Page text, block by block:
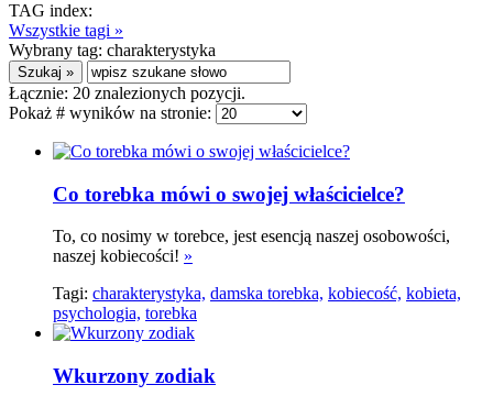
TAG index:
Wszystkie tagi »
Wybrany tag: charakterystyka
Łącznie: 20 znalezionych pozycji.
Pokaż # wyników na stronie:
Co torebka mówi o swojej właścicielce?
To, co nosimy w torebce, jest esencją naszej osobowości,
naszej kobiecości! »
Tagi: charakterystyka, damska torebka, kobiecość, kobieta,
psychologia, torebka
Wkurzony zodiak